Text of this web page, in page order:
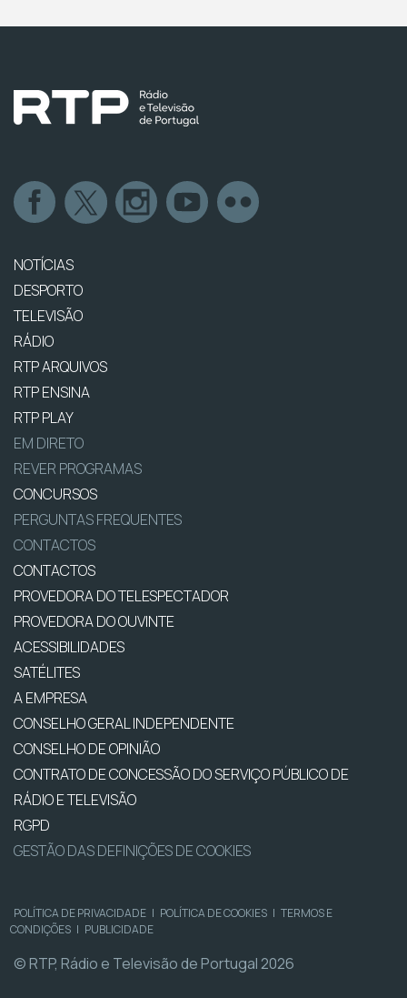
NOTÍCIAS
DESPORTO
TELEVISÃO
RÁDIO
RTP ARQUIVOS
RTP ENSINA
RTP PLAY
EM DIRETO
REVER PROGRAMAS
CONCURSOS
PERGUNTAS FREQUENTES
CONTACTOS
CONTACTOS
PROVEDORA DO TELESPECTADOR
PROVEDORA DO OUVINTE
ACESSIBILIDADES
SATÉLITES
A EMPRESA
CONSELHO GERAL INDEPENDENTE
CONSELHO DE OPINIÃO
CONTRATO DE CONCESSÃO DO SERVIÇO PÚBLICO DE
RÁDIO E TELEVISÃO
RGPD
GESTÃO DAS DEFINIÇÕES DE COOKIES
POLÍTICA DE PRIVACIDADE | POLÍTICA DE COOKIES | TERMOS E
CONDIÇÕES | PUBLICIDADE
© RTP, Rádio e Televisão de Portugal 2026